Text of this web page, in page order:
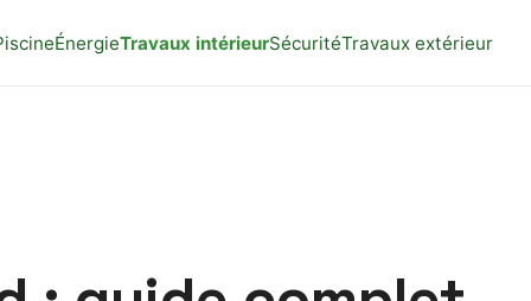
ÉnergieTravaux intérieurSécuritéTravaux extérieur